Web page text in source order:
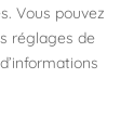
Vous pouvez
réglages de